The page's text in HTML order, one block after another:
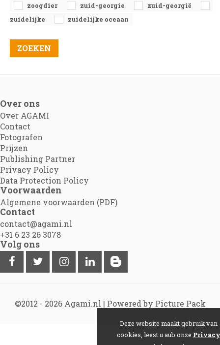
zoogdier
zuid-georgie
zuid-georgië
zuidelijke
zuidelijke oceaan
Over ons
Over AGAMI
Contact
Fotografen
Prijzen
Publishing Partner
Privacy Policy
Data Protection Policy
Voorwaarden
Algemene voorwaarden (PDF)
Contact
contact@agami.nl
+31 6 23 26 3078
Volg ons
©2012 - 2026 Agami.nl | Powered by Picture Pack
Deze website maakt gebruik van
cookies, leest u aub onze Privacy